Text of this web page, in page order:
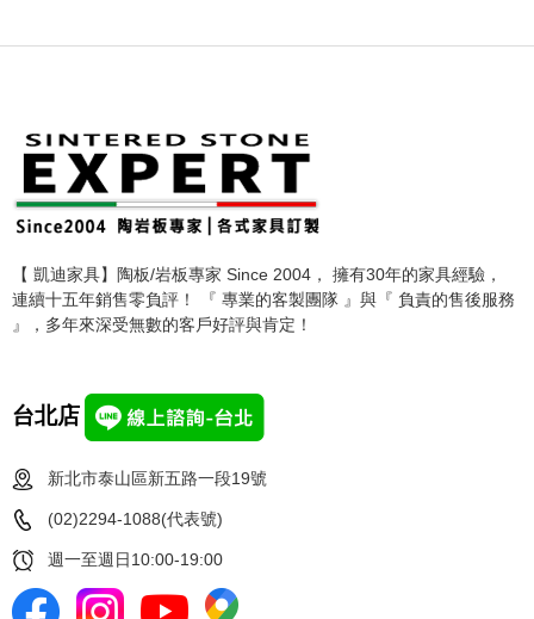
【 凱迪家具】陶板/岩板專家 Since 2004， 擁有30年的家具經驗，
連續十五年銷售零負評！ 『 專業的客製團隊 』與『 負責的售後服務
』，多年來深受無數的客戶好評與肯定！
台北店
新北市泰山區新五路一段19號
(02)2294-1088(代表號)
週一至週日10:00-19:00